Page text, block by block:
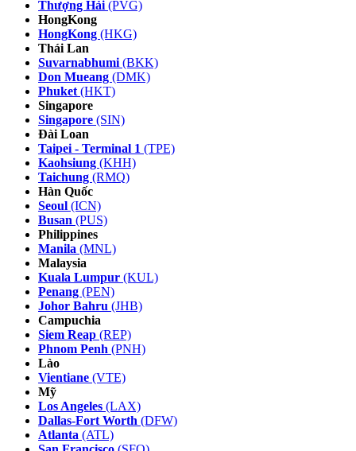
Thượng Hải (PVG)
HongKong
HongKong (HKG)
Thái Lan
Suvarnabhumi (BKK)
Don Mueang (DMK)
Phuket (HKT)
Singapore
Singapore (SIN)
Đài Loan
Taipei - Terminal 1 (TPE)
Kaohsiung (KHH)
Taichung (RMQ)
Hàn Quốc
Seoul (ICN)
Busan (PUS)
Philippines
Manila (MNL)
Malaysia
Kuala Lumpur (KUL)
Penang (PEN)
Johor Bahru (JHB)
Campuchia
Siem Reap (REP)
Phnom Penh (PNH)
Lào
Vientiane (VTE)
Mỹ
Los Angeles (LAX)
Dallas-Fort Worth (DFW)
Atlanta (ATL)